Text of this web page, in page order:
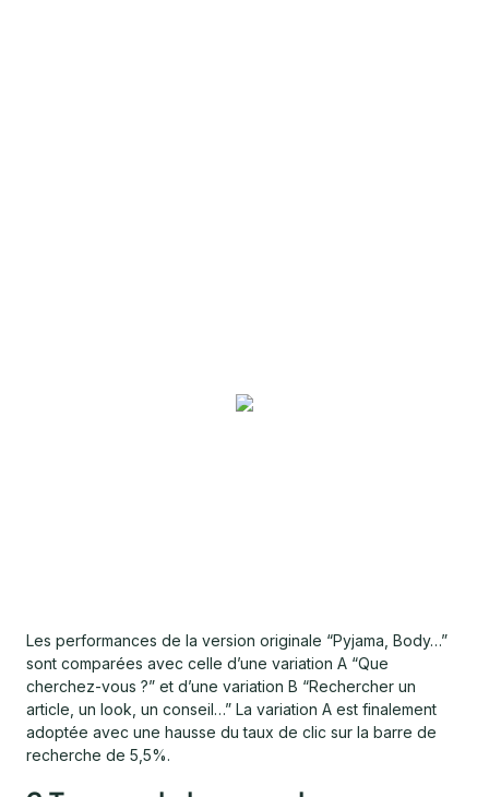
Les performances de la version originale “Pyjama, Body…”
sont comparées avec celle d’une variation A “Que
cherchez-vous ?” et d’une variation B “Rechercher un
article, un look, un conseil…” La variation A est finalement
adoptée avec une hausse du taux de clic sur la barre de
recherche de 5,5%.